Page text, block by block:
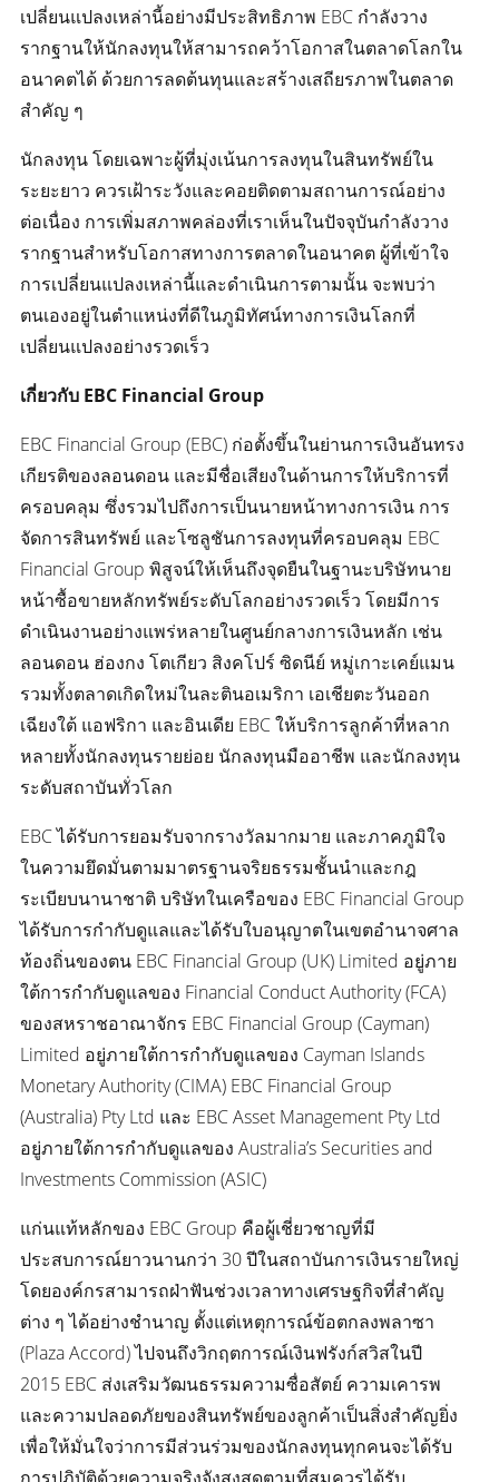
เปลี่ยนแปลงเหล่านี้อย่างมีประสิทธิภาพ EBC กำลังวาง
รากฐานให้นักลงทุนให้สามารถคว้าโอกาสในตลาดโลกใน
อนาคตได้ ด้วยการลดต้นทุนและสร้างเสถียรภาพในตลาด
สำคัญ ๆ
นักลงทุน โดยเฉพาะผู้ที่มุ่งเน้นการลงทุนในสินทรัพย์ใน
ระยะยาว ควรเฝ้าระวังและคอยติดตามสถานการณ์อย่าง
ต่อเนื่อง การเพิ่มสภาพคล่องที่เราเห็นในปัจจุบันกำลังวาง
รากฐานสำหรับโอกาสทางการตลาดในอนาคต ผู้ที่เข้าใจ
การเปลี่ยนแปลงเหล่านี้และดำเนินการตามนั้น จะพบว่า
ตนเองอยู่ในตำแหน่งที่ดีในภูมิทัศน์ทางการเงินโลกที่
เปลี่ยนแปลงอย่างรวดเร็ว
เกี่ยวกับ EBC Financial Group
EBC Financial Group (EBC) ก่อตั้งขึ้นในย่านการเงินอันทรง
เกียรติของลอนดอน และมีชื่อเสียงในด้านการให้บริการที่
ครอบคลุม ซึ่งรวมไปถึงการเป็นนายหน้าทางการเงิน การ
จัดการสินทรัพย์ และโซลูชันการลงทุนที่ครอบคลุม EBC
Financial Group พิสูจน์ให้เห็นถึงจุดยืนในฐานะบริษัทนาย
หน้าซื้อขายหลักทรัพย์ระดับโลกอย่างรวดเร็ว โดยมีการ
ดำเนินงานอย่างแพร่หลายในศูนย์กลางการเงินหลัก เช่น
ลอนดอน ฮ่องกง โตเกียว สิงคโปร์ ซิดนีย์ หมู่เกาะเคย์แมน
รวมทั้งตลาดเกิดใหม่ในละตินอเมริกา เอเชียตะวันออก
เฉียงใต้ แอฟริกา และอินเดีย EBC ให้บริการลูกค้าที่หลาก
หลายทั้งนักลงทุนรายย่อย นักลงทุนมืออาชีพ และนักลงทุน
ระดับสถาบันทั่วโลก
EBC ได้รับการยอมรับจากรางวัลมากมาย และภาคภูมิใจ
ในความยึดมั่นตามมาตรฐานจริยธรรมชั้นนำและกฎ
ระเบียบนานาชาติ บริษัทในเครือของ EBC Financial Group
ได้รับการกำกับดูแลและได้รับใบอนุญาตในเขตอำนาจศาล
ท้องถิ่นของตน EBC Financial Group (UK) Limited อยู่ภาย
ใต้การกำกับดูแลของ Financial Conduct Authority (FCA)
ของสหราชอาณาจักร EBC Financial Group (Cayman)
Limited อยู่ภายใต้การกำกับดูแลของ Cayman Islands
Monetary Authority (CIMA) EBC Financial Group
(Australia) Pty Ltd และ EBC Asset Management Pty Ltd
อยู่ภายใต้การกำกับดูแลของ Australia’s Securities and
Investments Commission (ASIC)
แก่นแท้หลักของ EBC Group คือผู้เชี่ยวชาญที่มี
ประสบการณ์ยาวนานกว่า 30 ปีในสถาบันการเงินรายใหญ่
โดยองค์กรสามารถฝ่าฟันช่วงเวลาทางเศรษฐกิจที่สำคัญ
ต่าง ๆ ได้อย่างชำนาญ ตั้งแต่เหตุการณ์ข้อตกลงพลาซา
(Plaza Accord) ไปจนถึงวิกฤตการณ์เงินฟรังก์สวิสในปี
2015 EBC ส่งเสริมวัฒนธรรมความซื่อสัตย์ ความเคารพ
และความปลอดภัยของสินทรัพย์ของลูกค้าเป็นสิ่งสำคัญยิ่ง
เพื่อให้มั่นใจว่าการมีส่วนร่วมของนักลงทุนทุกคนจะได้รับ